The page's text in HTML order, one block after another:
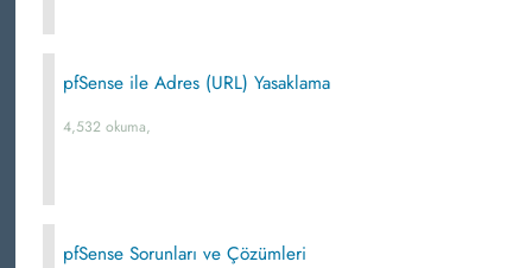
pfSense ile Adres (URL) Yasaklama
4,532 okuma,
pfSense Sorunları ve Çözümleri